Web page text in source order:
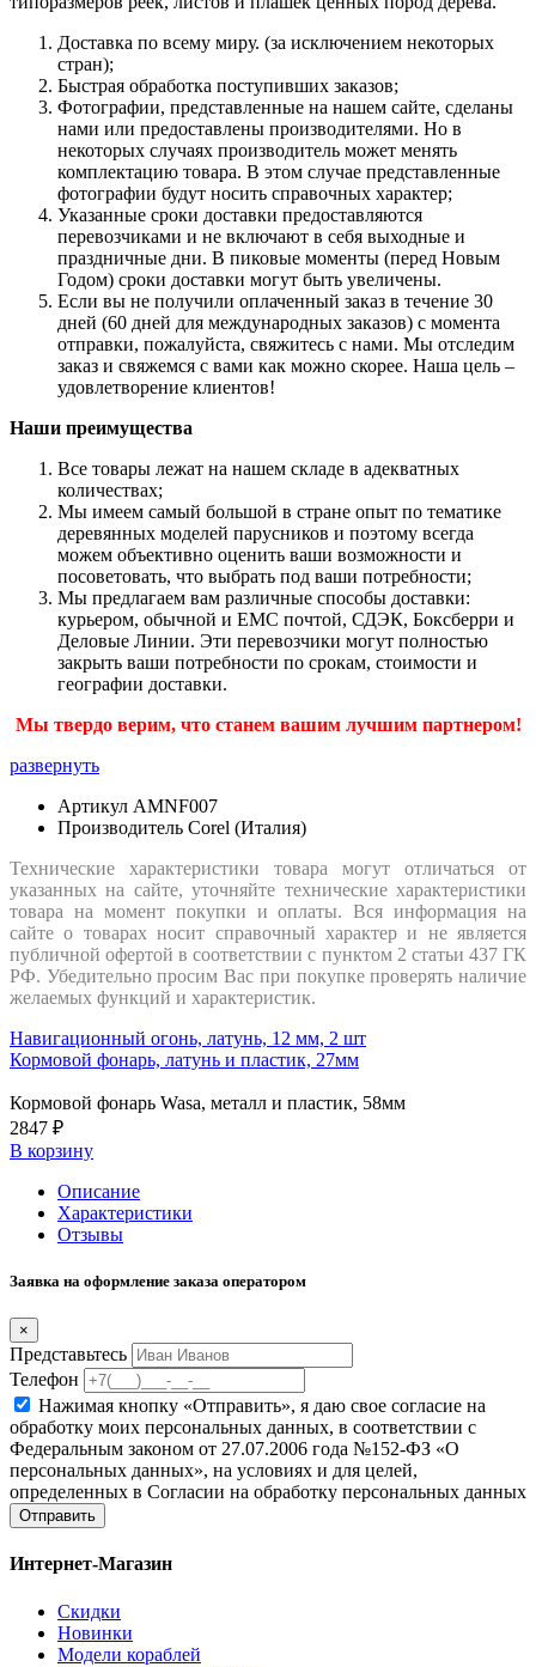
Доставка по всему миру. (за исключением некоторых
стран);
Быстрая обработка поступивших заказов;
Фотографии, представленные на нашем сайте, сделаны
нами или предоставлены производителями. Но в
некоторых случаях производитель может менять
комплектацию товара. В этом случае представленные
фотографии будут носить справочных характер;
Указанные сроки доставки предоставляются
перевозчиками и не включают в себя выходные и
праздничные дни. В пиковые моменты (перед Новым
Годом) сроки доставки могут быть увеличены.
Если вы не получили оплаченный заказ в течение 30
дней (60 дней для международных заказов) с момента
отправки, пожалуйста, свяжитесь с нами. Мы отследим
заказ и свяжемся с вами как можно скорее. Наша цель –
удовлетворение клиентов!
Наши преимущества
Все товары лежат на нашем складе в адекватных
количествах;
Мы имеем самый большой в стране опыт по тематике
деревянных моделей парусников и поэтому всегда
можем объективно оценить ваши возможности и
посоветовать, что выбрать под ваши потребности;
Мы предлагаем вам различные способы доставки:
курьером, обычной и ЕМС почтой, СДЭК, Боксберри и
Деловые Линии. Эти перевозчики могут полностью
закрыть ваши потребности по срокам, стоимости и
географии доставки.
Мы твердо верим, что станем вашим лучшим партнером!
развернуть
Артикул AMNF007
Производитель Corel (Италия)
Технические характеристики товара могут отличаться от
указанных на сайте, уточняйте технические характеристики
товара на момент покупки и оплаты. Вся информация на
сайте о товарах носит справочный характер и не является
публичной офертой в соответствии с пунктом 2 статьи 437 ГК
РФ. Убедительно просим Вас при покупке проверять наличие
желаемых функций и характеристик.
Навигационный огонь, латунь, 12 мм, 2 шт
Кормовой фонарь, латунь и пластик, 27мм
Кормовой фонарь Wasa, металл и пластик, 58мм
2847 ₽
В корзину
Описание
Характеристики
Отзывы
Заявка на оформление заказа оператором
×
Представьтесь
Телефон
Нажимая кнопку «Отправить», я даю свое согласие на
обработку моих персональных данных, в соответствии с
Федеральным законом от 27.07.2006 года №152-ФЗ «О
персональных данных», на условиях и для целей,
определенных в Согласии на обработку персональных данных
Отправить
Интернет-Магазин
Скидки
Новинки
Модели кораблей